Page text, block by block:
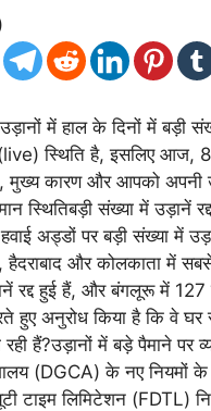
उड़ानों में हाल के दिनों में
स्थिति है, इसलिए आज, 8
मुख्य कारण और आपको अपनी
स्थितिबड़ी संख्या में उड़ानें
अड्डों पर बड़ी संख्या में
और कोलकाता में
हुई हैं, और बंगलूरू में 127
हुए अनुरोध किया है कि वे
रही हैं?उड़ानों में बड़े पैमाने
(DGCA) के नए नियमों
टाइम लिमिटेशन (FDTL)